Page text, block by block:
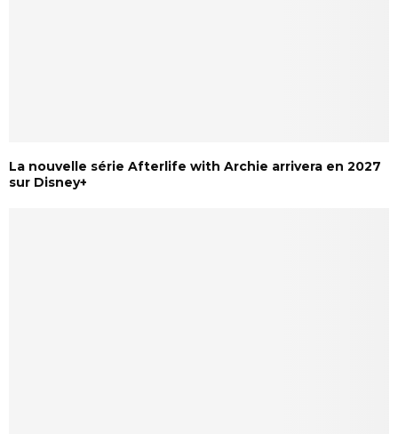
La nouvelle série Afterlife with Archie arrivera en 2027
sur Disney+